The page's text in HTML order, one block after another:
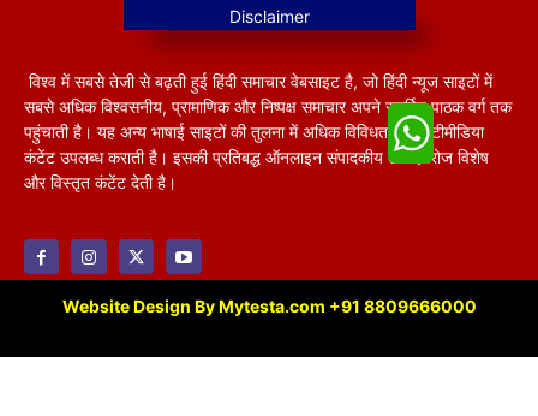
विश्व में सबसे तेजी से बढ़ती हुई हिंदी समाचार वेबसाइट है, जो हिंदी न्यूज साइटों में
सबसे अधिक विश्वसनीय, प्रामाणिक और निष्पक्ष समाचार अपने समर्पित पाठक वर्ग तक
पहुंचाती है। यह अन्य भाषाई साइटों की तुलना में अधिक विविधतापूर्ण मल्टीमीडिया
कंटेंट उपलब्ध कराती है। इसकी प्रतिबद्ध ऑनलाइन संपादकीय टीम हररोज विशेष
और विस्तृत कंटेंट देती है।
Website Design By Mytesta.com +91 8809666000